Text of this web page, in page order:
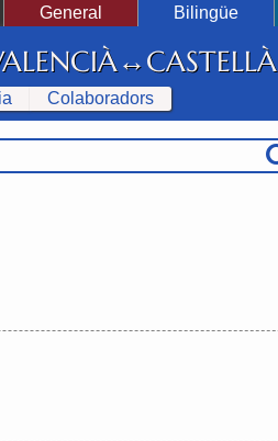
General Bilingüe
Colaboradors